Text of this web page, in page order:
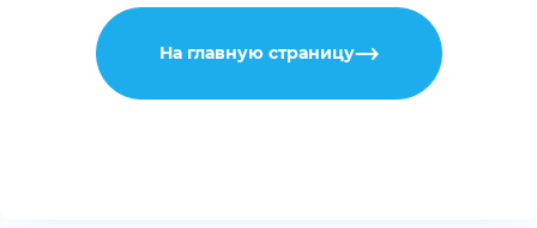
На главную страницу